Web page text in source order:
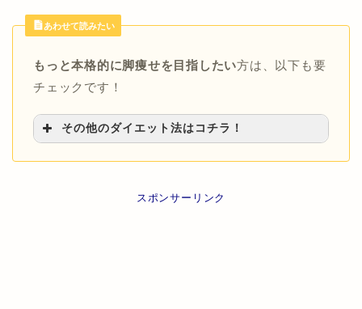
あわせて読みたい
もっと本格的に脚痩せを目指したい方は、以下も要
チェックです！
その他のダイエット法はコチラ！
※タップで各対策詳細にリンクします。
【脚痩せ方法まとめ】スポンサーリンク